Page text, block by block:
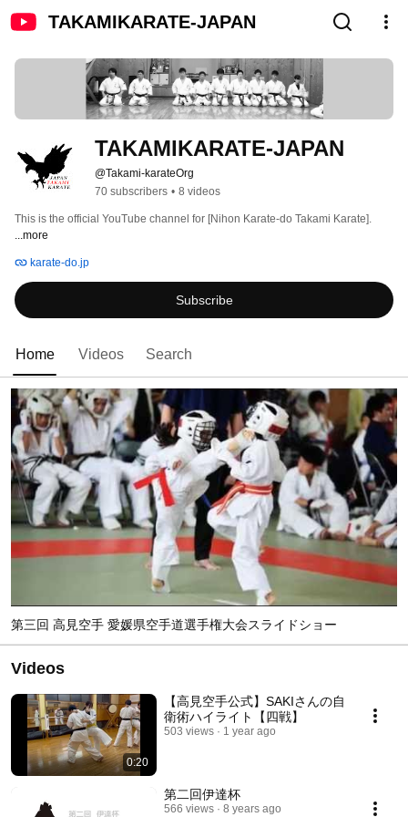
TAKAMIKARATE-JAPAN
TAKAMIKARATE-JAPAN
@Takami-karateOrg
70 subscribers • 8 videos
This is the official YouTube channel for [Nihon Karate-do Takami Karate].
...more
karate-do.jp
Subscribe
Home Videos Search
第三回 高見空手 愛媛県空手道選手権大会スライドショー
Videos
0:20
【高見空手公式】SAKIさんの自
衛術ハイライト【四戦】
503 views 1 year ago
第二回伊達杯
566 views 8 years ago